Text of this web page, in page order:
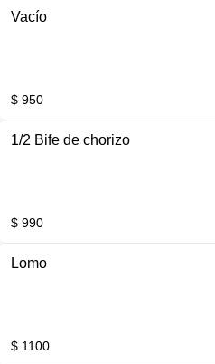
Vacío
$ 950
1/2 Bife de chorizo
$ 990
Lomo
$ 1100